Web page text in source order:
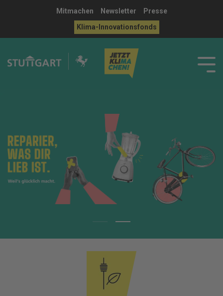
Mitmachen Newsletter
Presse
Klima-Innovationsfonds